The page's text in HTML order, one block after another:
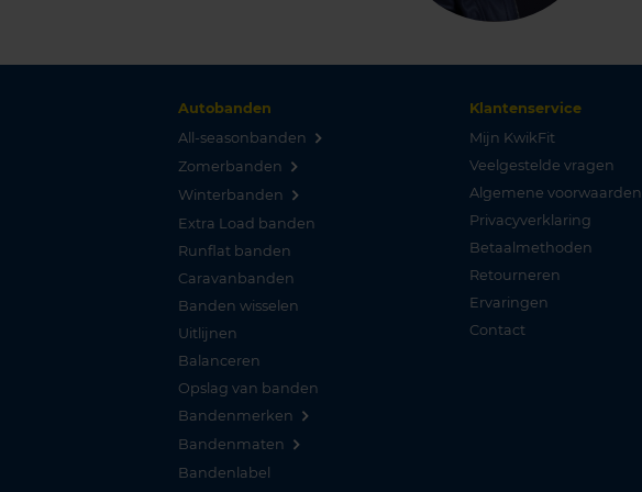
Autobanden
All-seasonbanden
Zomerbanden
Winterbanden
Extra Load banden
Runflat banden
Caravanbanden
Banden wisselen
Uitlijnen
Balanceren
Opslag van banden
Bandenmerken
Bandenmaten
Bandenlabel
Klantenservice
Mijn KwikFit
Veelgestelde vragen
Algemene voorwaarden
Privacyverklaring
Betaalmethoden
Retourneren
Ervaringen
Contact